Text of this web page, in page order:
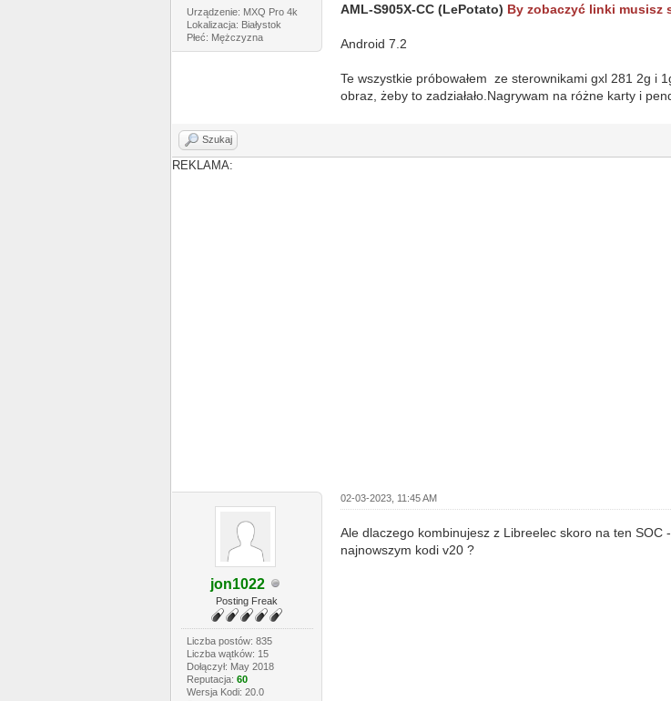
Urządzenie: MXQ Pro 4k
Lokalizacja: Białystok
Płeć: Mężczyzna
AML-S905X-CC (LePotato) By zobaczyć linki musisz
Android 7.2
Te wszystkie próbowałem ze sterownikami gxl 281 2g i
obraz, żeby to zadziałało.Nagrywam na różne karty i
Szukaj
REKLAMA:
jon1022
Posting Freak
Liczba postów: 835
Liczba wątków: 15
Dołączył: May 2018
Reputacja: 60
Wersja Kodi: 20.0
02-03-2023, 11:45 AM
Ale dlaczego kombinujesz z Libreelec skoro na ten
najnowszym kodi v20 ?